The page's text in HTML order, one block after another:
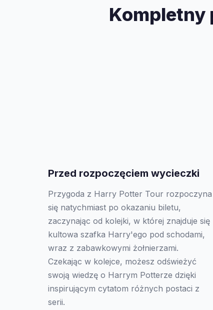
Kompletny
Przed rozpoczęciem wycieczki
Przygoda z Harry Potter Tour rozpoczyna
się natychmiast po okazaniu biletu,
zaczynając od kolejki, w której znajduje się
kultowa szafka Harry'ego pod schodami,
wraz z zabawkowymi żołnierzami.
Czekając w kolejce, możesz odświeżyć
swoją wiedzę o Harrym Potterze dzięki
inspirującym cytatom różnych postaci z
serii.